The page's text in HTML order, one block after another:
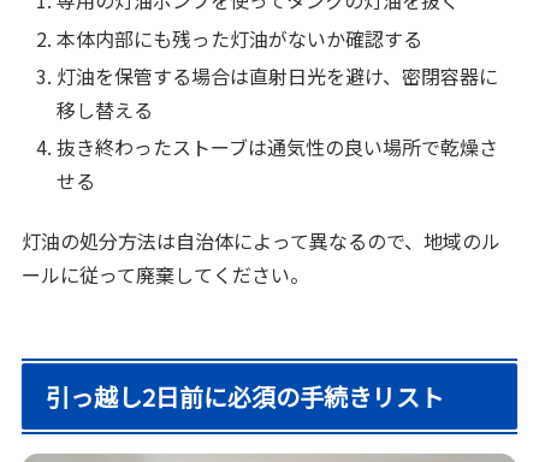
本体内部にも残った灯油がないか確認する
灯油を保管する場合は直射日光を避け、密閉容器に
移し替える
抜き終わったストーブは通気性の良い場所で乾燥さ
せる
灯油の処分方法は自治体によって異なるので、地域のル
ールに従って廃棄してください。
引っ越し2日前に必須の手続きリスト